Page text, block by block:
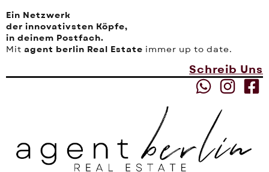
Ein Netzwerk
der innovativsten Köpfe,
in deinem Postfach.
Mit agent berlin Real Estate immer up to date.
Schreib Uns